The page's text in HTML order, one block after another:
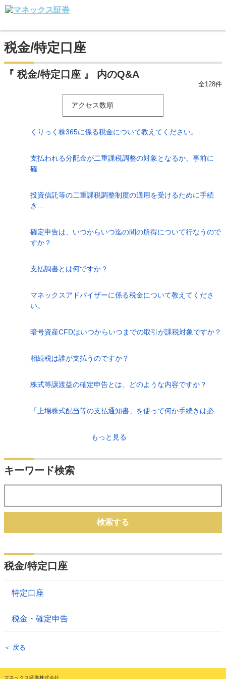
税金/特定口座
『 税金/特定口座 』 内のQ&A
全128件
アクセス数順
くりっく株365に係る税金について教えてください。
支払われる分配金が二重課税調整の対象となるか、事前に
確...
投資信託等の二重課税調整制度の適用を受けるために手続
き...
確定申告は、いつからいつ迄の間の所得について行なうので
すか？
支払調書とは何ですか？
マネックスアドバイザーに係る税金について教えてくださ
い。
暗号資産CFDはいつからいつまでの取引が課税対象ですか？
相続税は誰が支払うのですか？
株式等譲渡益の確定申告とは、どのような内容ですか？
「上場株式配当等の支払通知書」を使って何か手続きは必...
もっと見る
キーワード検索
検索する
税金/特定口座
特定口座
税金・確定申告
＜ 戻る
マネックス証券株式会社